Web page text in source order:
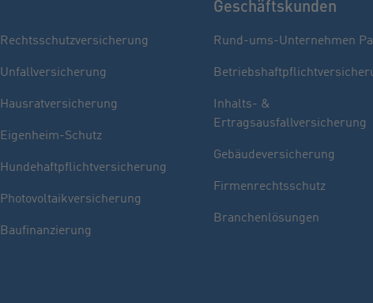
Rechtsschutzversicherung
Unfallversicherung
Hausratversicherung
Eigenheim-Schutz
Hundehaftpflichtversicherung
Photovoltaikversicherung
Baufinanzierung
Geschäftskunden
Rund-ums-Unternehmen
Inhalts- &
Ertragsausfallversicherung
Gebäudeversicherung
Firmenrechtsschutz
Branchenlösungen